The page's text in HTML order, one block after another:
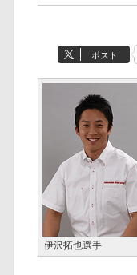
ポスト
伊沢拓也選手